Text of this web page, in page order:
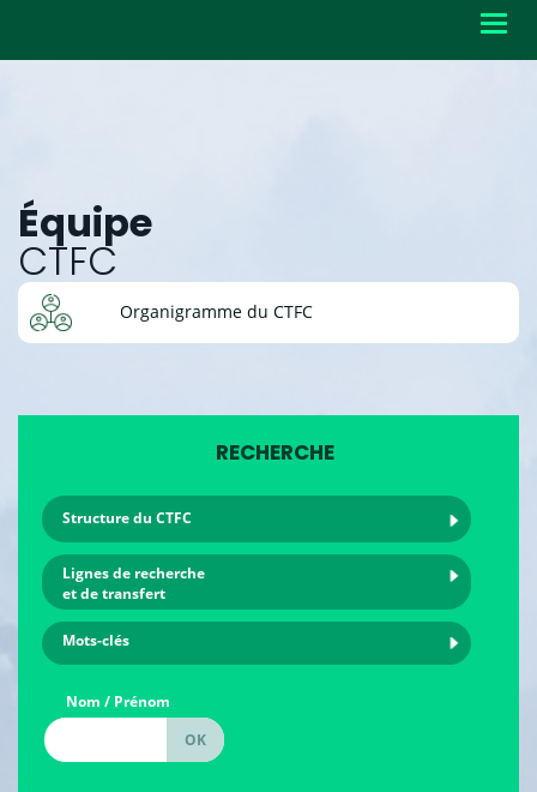
Équipe
CTFC
Organigramme du CTFC
RECHERCHE
Structure du CTFC
Lignes de recherche
et de transfert
Mots-clés
Nom / Prénom